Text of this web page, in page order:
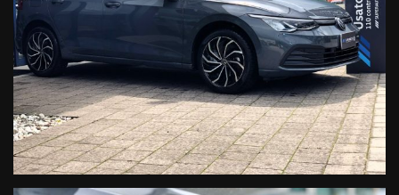
• GARANZIA 12 MESI CON POSSIBILITA’ DI ESTENSIONE
ASSICURATIVA
• FORMULE DI FINANZIAMENTO CON POSSIBILITA' DI
FURTO/INCENDIO DA 12/96 MESI
• PREPARAZIONE ACCURATA DELL’ USATO CON LAVAGGIO E
SANIFICAZIONE DEGLI INTERNI
LA NOSTRA SEDE VENDITA/ASSISTENZA E SERVICE :